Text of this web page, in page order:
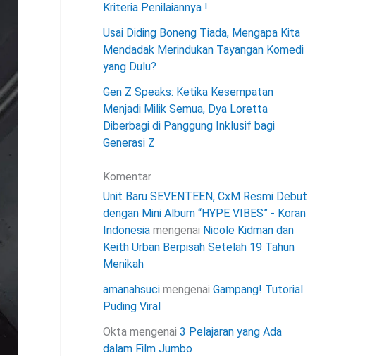
Kriteria Penilaiannya !
Usai Diding Boneng Tiada, Mengapa Kita
Mendadak Merindukan Tayangan Komedi
yang Dulu?
Gen Z Speaks: Ketika Kesempatan
Menjadi Milik Semua, Dya Loretta
Diberbagi di Panggung Inklusif bagi
Generasi Z
Komentar
Unit Baru SEVENTEEN, CxM Resmi Debut
dengan Mini Album “HYPE VIBES” - Koran
Indonesia mengenai Nicole Kidman dan
Keith Urban Berpisah Setelah 19 Tahun
Menikah
amanahsuci mengenai Gampang! Tutorial
Puding Viral
Okta mengenai 3 Pelajaran yang Ada
dalam Film Jumbo